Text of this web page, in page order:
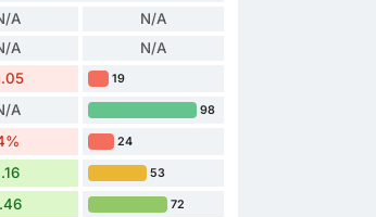
A N/A
A N/A
19
A 98
24
53
72